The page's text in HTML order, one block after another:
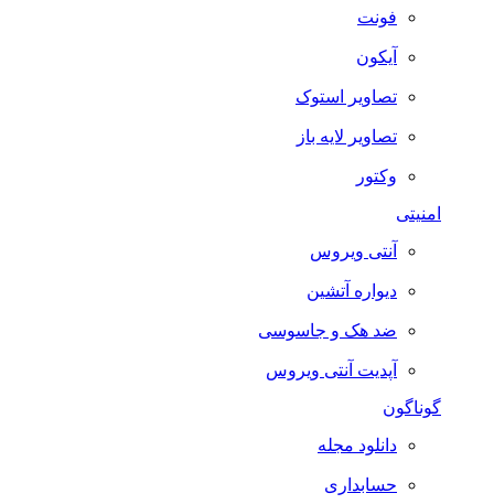
فونت
آیکون
تصاویر استوک
تصاویر لایه باز
وکتور
امنیتی
آنتی ویروس
دیواره آتشین
ضد هک و جاسوسی
آپدیت آنتی ویروس
گوناگون
دانلود مجله
حسابداری